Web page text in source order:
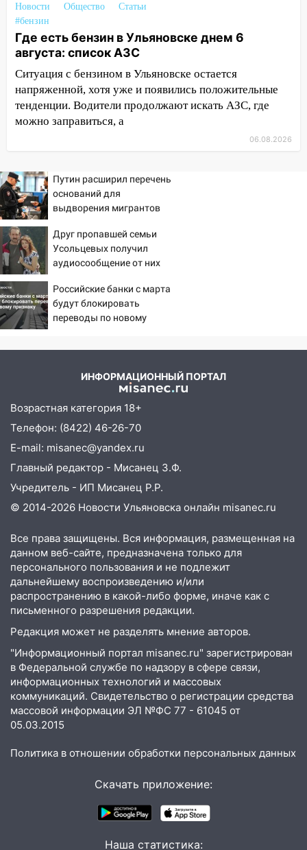
03:30
принесет прилив творческой энергии и
отличные шансы исправить старые
ошибки
06.08.2026
23:20 Прогноз погоды на 7 августа в
Ульяновской области
Ульяновцев приглашают на забег,
России
19:12
В Ульяновской области
руководителя частной компании
наказали за сокрытие прошлого своего
сотрудник
18:02
В Ульяновск едут звезды
баскетбола!
17:08
Ульяновский областной суд
оставил в силе приговор руководству
Ветераны легкой атлетики из
Чемпионате России
16:02
В Ульяновской области убрали
более 28% площадей зерновых и
зернобобовых культур
15:51
Бросила кирпич в жену брата: в
Ульяновской области завели дело на
15:47 На улице Радищева сбили
курьера: крупная авария в Ульяновске
15:15 Проводил до квартиры и ограбил:
новый кавалер женщины оказался
14:26 В Ульяновске ограничат движение
по улице Ефремова
14:23 67% ульяновцев готовы
передумать увольняться, если им
повысят зарплату
более 4,6 миллиона рублей: перед
автоподставщиков
В Инзе произошел крупный пожар
В суде защитили репутацию
Новости Общество
Статьи
#бензин
Где есть бензин в Ульяновске днем 6
августа: список АЗС
Ситуация с бензином в Ульяновске остается
напряженной, хотя уже и появились положительные
тенденции. Водители продолжают искать АЗС, где
можно заправиться, а
06.08.2026
Путин расширил перечень
оснований для
выдворения мигрантов
Друг пропавшей семьи
Усольцевых получил
аудиосообщение от них
Российские банки с марта
будут блокировать
переводы по новому
ИНФОРМАЦИОННЫЙ ПОРТАЛ
Возрастная категория 18+
Телефон: (8422) 46-26-70
E-mail: misanec@yandex.ru
Главный редактор - Мисанец З.Ф.
Учредитель - ИП Мисанец Р.Р.
© 2014-2026 Новости Ульяновска онлайн misanec.ru
Все права защищены. Вся информация, размещенная на
данном веб-сайте, предназначена только для
персонального пользования и не подлежит
дальнейшему воспроизведению и/или
распространению в какой-либо форме, иначе как с
письменного разрешения редакции.
Редакция может не разделять мнение авторов.
"Информационный портал misanec.ru" зарегистрирован
в Федеральной службе по надзору в сфере связи,
информационных технологий и массовых
коммуникаций. Свидетельство о регистрации средства
массовой информации ЭЛ №ФС 77 - 61045 от
05.03.2015
Политика в отношении обработки персональных данных
Скачать приложение:
Наша статистика: